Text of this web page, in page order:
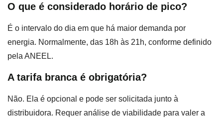
O que é considerado horário de pico?
É o intervalo do dia em que há maior demanda por
energia. Normalmente, das 18h às 21h, conforme definido
pela ANEEL.
A tarifa branca é obrigatória?
Não. Ela é opcional e pode ser solicitada junto à
distribuidora. Requer análise de viabilidade para valer a